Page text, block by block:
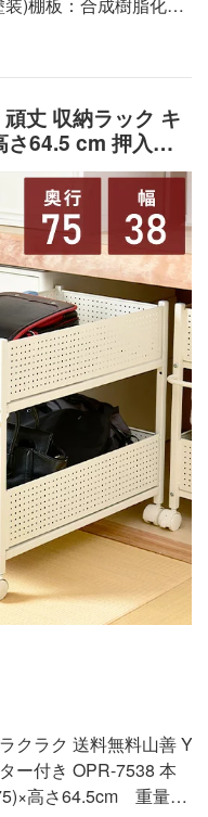
に合わせて棚の位置
ック●インボックスな
収まるサイズ●棚は木
合成樹脂化粧繊維板●
たり25kgの耐荷重●
るだけの簡単設置構造
最適●棚板を追加した
可能▼別売りパーツの取
た・追加棚板・キャス
トッパーなし2個)・コ
80 奥行37.5cm●可動式
調節)●(最下段時)棚板
全体100kg●専用キャ
全体100kg●耐荷
用キャスター装着時耐
用キャスター装着
より、新色Aホワイト
YAMAZEN ヤマゼン 山
ック ディスプレイラッ
プンラック テレビ台 T
ンラック リビングボー
シェルフ 木製棚板 一
暮らし部屋 収納術 収
暮らす 暮らしを整え
リア 北欧ナチュラル
ルインテリア ホワイ
AIV 57538/OK 37477/A
⇒ フィットする収納
ンキング
丈 収納ラック キ
さ64.5 cm 押入れ
収納ボックス ク
ウォークインクロ
ク 山善 YAMAZEN
クラク 送料無料山善 Y
ー付き OPR-7538 本
高さ64.5cm 重量10